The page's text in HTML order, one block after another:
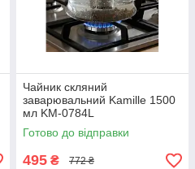
Чайник скляний
заварювальний Kamille 1500
мл KM-0784L
Готово до відправки
495 ₴ 772 ₴